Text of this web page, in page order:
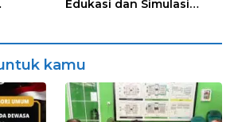
Edukasi dan Simulasi
Darul Furqan
kamu